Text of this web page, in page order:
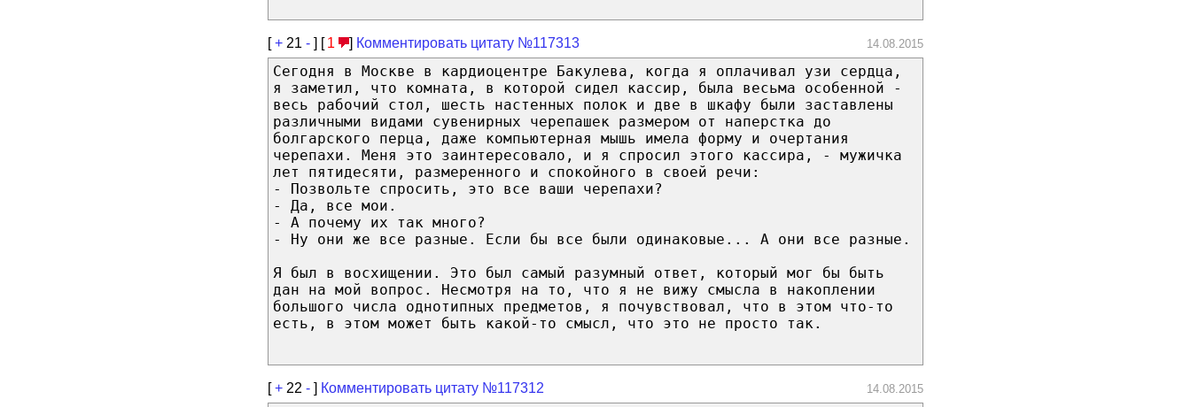
[+ 21 - ] [ 1 ] Комментировать цитату №117313 14.08.2015
Сегодня в Москве в кардиоцентре Бакулева, когда я оплачивал узи сердца,
я заметил, что комната, в которой сидел кассир, была весьма особенной -
весь рабочий стол, шесть настенных полок и две в шкафу были заставлены
различными видами сувенирных черепашек размером от наперстка до
болгарского перца, даже компьютерная мышь имела форму и очертания
черепахи. Меня это заинтересовало, и я спросил этого кассира, - мужичка
лет пятидесяти, размеренного и спокойного в своей речи:
- Позвольте спросить, это все ваши черепахи?
- Да, все мои.
- А почему их так много?
- Ну они же все разные. Если бы все были одинаковые... А они все разные.
Я был в восхищении. Это был самый разумный ответ, который мог бы быть
дан на мой вопрос. Несмотря на то, что я не вижу смысла в накоплении
большого числа однотипных предметов, я почувствовал, что в этом что-то
есть, в этом может быть какой-то смысл, что это не просто так.
[+ 22 - ] Комментировать цитату №117312 14.08.2015